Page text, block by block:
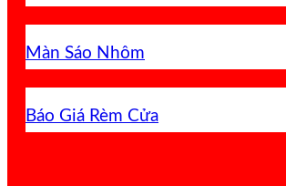
Màn Sáo Nhôm
Báo Giá Rèm Cửa